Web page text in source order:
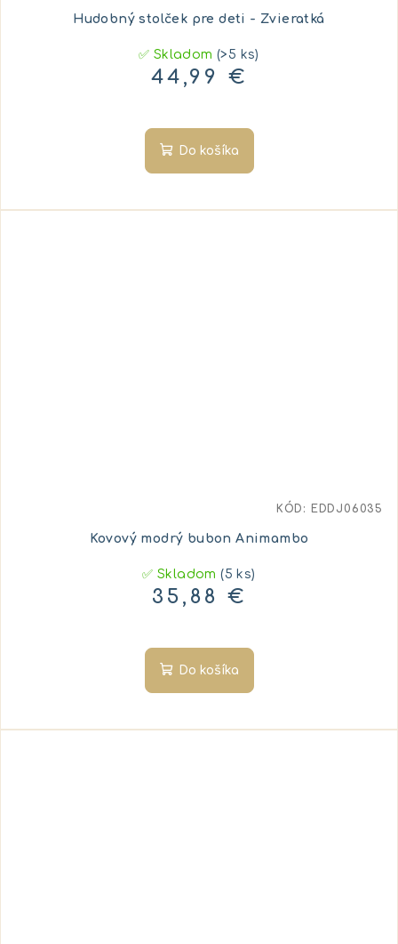
Hudobný stolček pre deti - Zvieratká
✅ Skladom(>5 ks)
44,99 €
Do košíka
Kovový modrý bubon Animambo
✅ Skladom(5 ks)
35,88 €
Do košíka
KÓD: EDDJ06035